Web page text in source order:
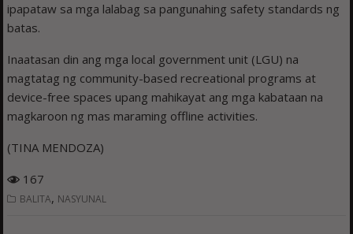
ipapataw sa mga lalabag sa pangunahing safety standards ng
batas.
Inaatasan din ang mga local government unit (LGU) na
magtatag ng community-based recreational programs at
device-free spaces upang mahikayat ang mga kabataan na
magkaroon ng mas maraming offline activities.
(TINA MENDOZA)
167
BALITA, NASYUNAL